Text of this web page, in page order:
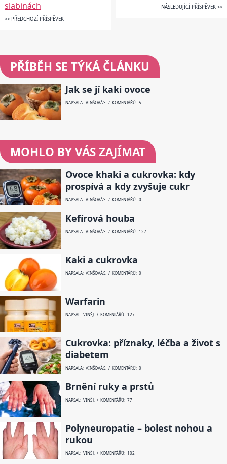
slabinách
<< PŘEDCHOZÍ PŘÍSPĚVEK
NÁSLEDUJÍCÍ PŘÍSPĚVEK >>
PŘÍBĚH SE TÝKÁ ČLÁNKU
Jak se jí kaki ovoce
NAPSALA: VINŠOVÁ S. / KOMENTÁŘŮ: 5
MOHLO BY VÁS ZAJÍMAT
Ovoce khaki a cukrovka: kdy
prospívá a kdy zvyšuje cukr
NAPSALA: VINŠOVÁ S. / KOMENTÁŘŮ: 0
Kefírová houba
NAPSALA: VINŠOVÁ S. / KOMENTÁŘŮ: 127
Kaki a cukrovka
NAPSALA: VINŠOVÁ S. / KOMENTÁŘŮ: 0
Warfarin
NAPSAL: VINŠ J. / KOMENTÁŘŮ: 127
Cukrovka: příznaky, léčba a život s
diabetem
NAPSALA: VINŠOVÁ S. / KOMENTÁŘŮ: 0
Brnění ruky a prstů
NAPSAL: VINŠ J. / KOMENTÁŘŮ: 77
Polyneuropatie – bolest nohou a
rukou
NAPSAL: VINŠ J. / KOMENTÁŘŮ: 102